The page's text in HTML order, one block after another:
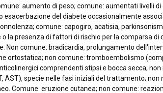
aumento di peso; comune: aumentati livelli
del diabete occasionalmente
comune: capogiro, acatisia,
la presenza di fattori di rischio per la comparsa
Non comune: bradicardia, prolungamento
ortostatica; non comune: tromboembolismo
comprendenti stipsi e bocca secca;
specie nelle fasi iniziali del trattamento;
Comune: eruzione cutanea; non comune: